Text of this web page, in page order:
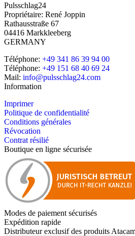
Pulsschlag24
Propriétaire: René Joppin
Rathausstraße 67
04416 Markkleeberg
GERMANY
Téléphone: +49 341 86 39 94 00
Téléphone: +49 151 68 40 69 24
Mail: info@pulsschlag24.com
Information
Imprimer
Politique de confidentialité
Conditions générales
Révocation
Contrat résilié
Boutique en ligne sécurisée
Modes de paiement sécurisés
Expédition rapide
Distributeur exclusif des produits